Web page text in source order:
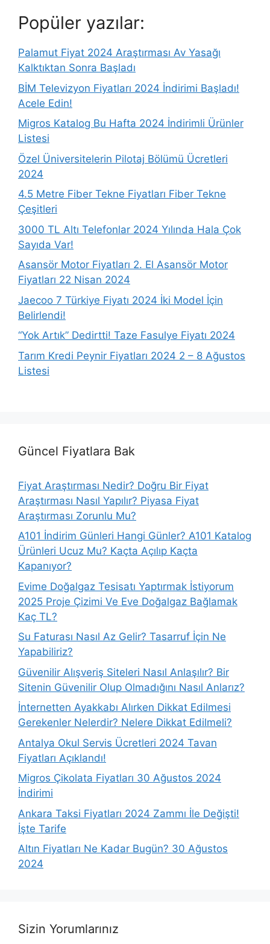
Popüler yazılar:
Palamut Fiyat 2024 Araştırması Av Yasağı
Kalktıktan Sonra Başladı
BİM Televizyon Fiyatları 2024 İndirimi Başladı!
Acele Edin!
Migros Katalog Bu Hafta 2024 İndirimli Ürünler
Listesi
Özel Üniversitelerin Pilotaj Bölümü Ücretleri
2024
4.5 Metre Fiber Tekne Fiyatları Fiber Tekne
Çeşitleri
3000 TL Altı Telefonlar 2024 Yılında Hala Çok
Sayıda Var!
Asansör Motor Fiyatları 2. El Asansör Motor
Fiyatları 22 Nisan 2024
Jaecoo 7 Türkiye Fiyatı 2024 İki Model İçin
Belirlendi!
“Yok Artık” Dedirtti! Taze Fasulye Fiyatı 2024
Tarım Kredi Peynir Fiyatları 2024 2 – 8 Ağustos
Listesi
Güncel Fiyatlara Bak
Fiyat Araştırması Nedir? Doğru Bir Fiyat
Araştırması Nasıl Yapılır? Piyasa Fiyat
Araştırması Zorunlu Mu?
A101 İndirim Günleri Hangi Günler? A101 Katalog
Ürünleri Ucuz Mu? Kaçta Açılıp Kaçta
Kapanıyor?
Evime Doğalgaz Tesisatı Yaptırmak İstiyorum
2025 Proje Çizimi Ve Eve Doğalgaz Bağlamak
Kaç TL?
Su Faturası Nasıl Az Gelir? Tasarruf İçin Ne
Yapabiliriz?
Güvenilir Alışveriş Siteleri Nasıl Anlaşılır? Bir
Sitenin Güvenilir Olup Olmadığını Nasıl Anlarız?
İnternetten Ayakkabı Alırken Dikkat Edilmesi
Gerekenler Nelerdir? Nelere Dikkat Edilmeli?
Antalya Okul Servis Ücretleri 2024 Tavan
Fiyatları Açıklandı!
Migros Çikolata Fiyatları 30 Ağustos 2024
İndirimi
Ankara Taksi Fiyatları 2024 Zammı İle Değişti!
İşte Tarife
Altın Fiyatları Ne Kadar Bugün? 30 Ağustos
2024
Sizin Yorumlarınız